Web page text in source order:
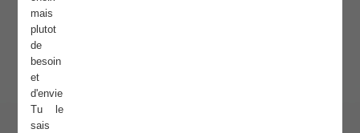
mais
plutot
de
besoin
et
d'envie
Tu le
sais